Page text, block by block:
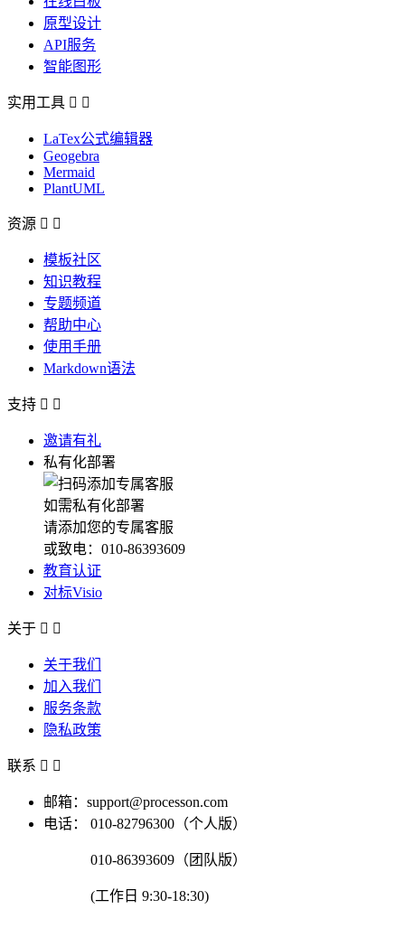
原型设计
API服务
智能图形
实用工具  
LaTex公式编辑器
Geogebra
Mermaid
PlantUML
资源  
模板社区
知识教程
专题频道
帮助中心
使用手册
Markdown语法
支持  
邀请有礼
私有化部署
如需私有化部署
请添加您的专属客服
或致电：010-86393609
教育认证
对标Visio
关于  
关于我们
加入我们
服务条款
隐私政策
联系  
邮箱：support@processon.com
电话：
010-82796300（个人版）
010-86393609（团队版）
(工作日 9:30-18:30)